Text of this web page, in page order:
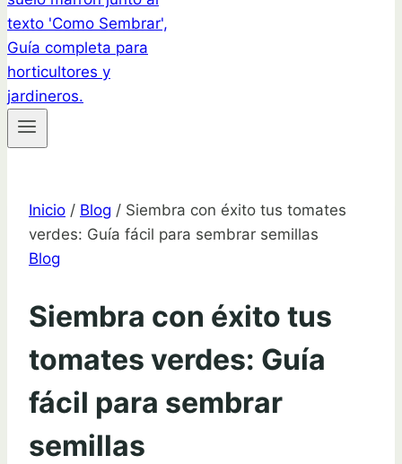
Inicio / Blog / Siembra con éxito tus tomates
verdes: Guía fácil para sembrar semillas
Blog
Siembra con éxito tus
tomates verdes: Guía
fácil para sembrar
semillas